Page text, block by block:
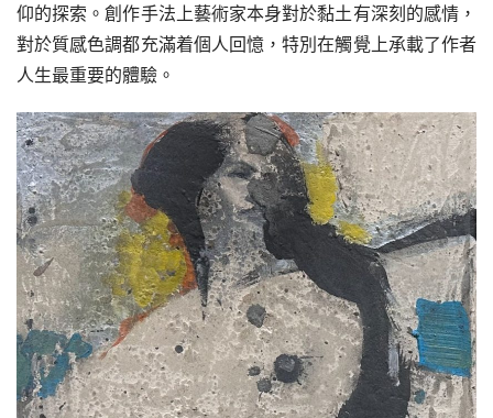
仰的探索。創作手法上藝術家本身對於黏土有深刻的感情，
對於質感色調都充滿着個人回憶，特別在觸覺上承載了作者
人生最重要的體驗。